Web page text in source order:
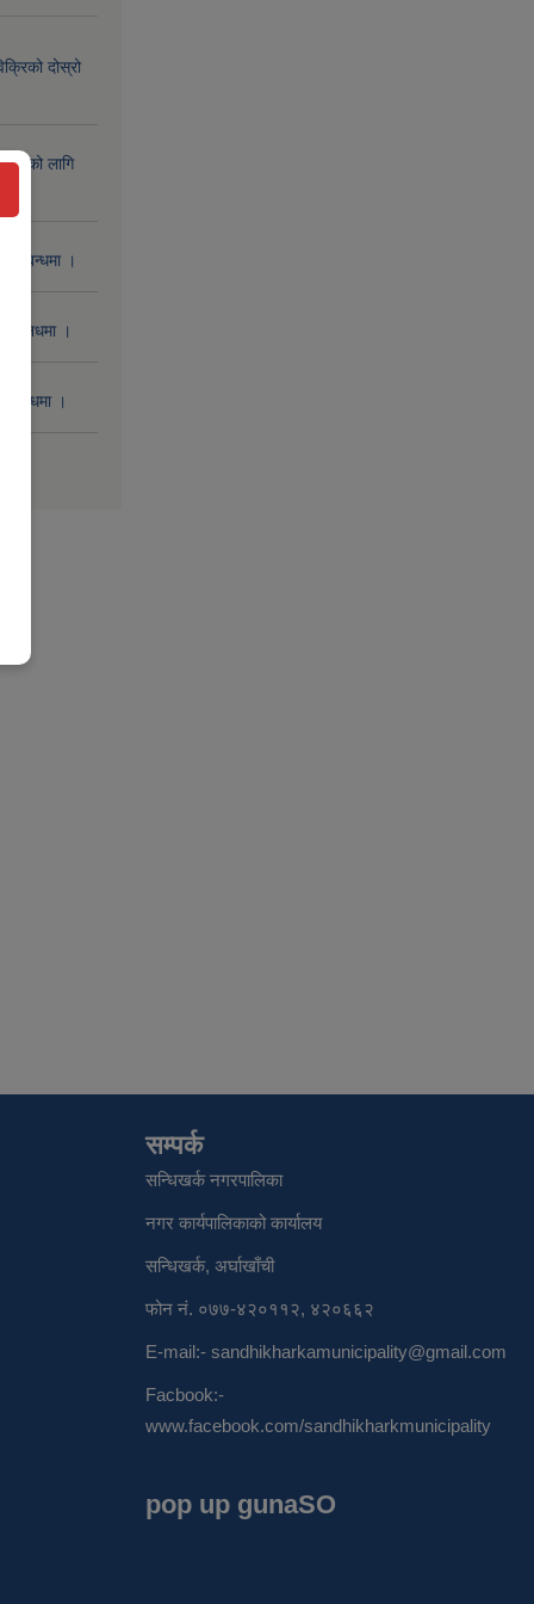
दोस्रो
लागि
सम्बन्धमा ।
।
।
सम्पर्क
सन्धिखर्क नगरपालिका
नगर कार्यपालिकाको कार्यालय
सन्धिखर्क, अर्घाखाँची
फोन नं. ०७७-४२०११२, ४२०६६२
E-mail:- sandhikharkamunicipality@gmail.com
Facbook:-
www.facebook.com/sandhikharkmunicipality
pop up gunaSO